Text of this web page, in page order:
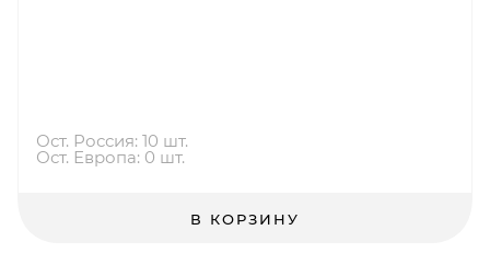
Ост. Россия: 10 шт.
Ост. Европа: 0 шт.
В КОРЗИНУ